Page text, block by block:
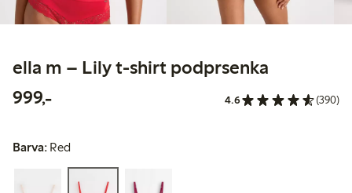
ella m – Lily t-shirt podprsenka
999,-999,00 Kč 4.6 (390)
Barva: Red